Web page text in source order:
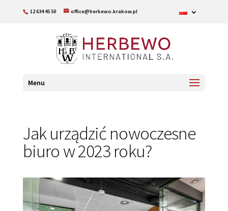
12 634 45 50 office@herbewo.krakow.pl
Menu
Jak urządzić nowoczesne
biuro w 2023 roku?